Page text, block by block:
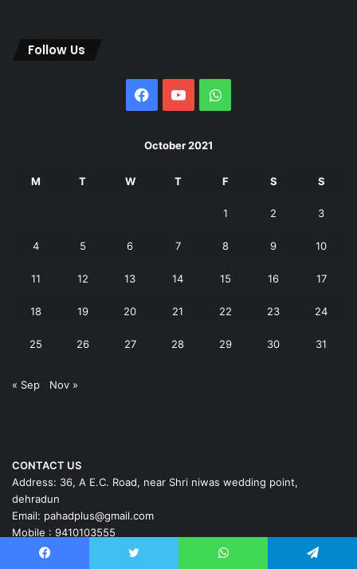
Follow Us
FacebookYouTubeWhatsApp
October 2021
M T W T F S S
1 2 3
4 5 6 7 8 9 10
11 12 13 14 15 16 17
18 19 20 21 22 23 24
25 26 27 28 29 30 31
« Sep Nov »
CONTACT US
Address: 36, A E.C. Road, near Shri niwas wedding point,
dehradun
Email: pahadplus@gmail.com
Mobile : 9410103555